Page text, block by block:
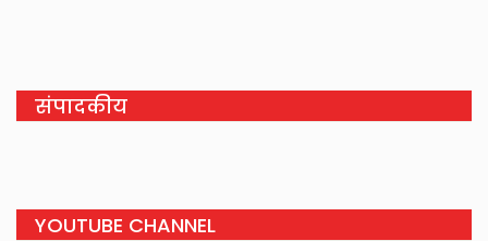
संपादकीय
YOUTUBE CHANNEL